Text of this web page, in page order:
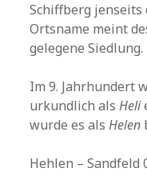
Schiffberg jenseits
Ortsname meint
gelegene Siedlung.
Im 9. Jahrhundert
urkundlich alsHeli
wurde es alsHelen
Hehlen – Sandfeld